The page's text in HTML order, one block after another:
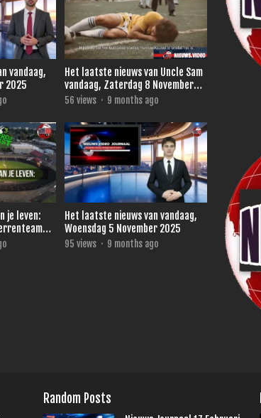
vandaag,
2025
Het laatste nieuws van Uncle Sam
vandaag, Zaterdag 8 November
2025
56 views · 9 months ago
je leven:
3FM
Het laatste nieuws van vandaag,
Woensdag 5 November 2025
95 views · 9 months ago
Random Posts